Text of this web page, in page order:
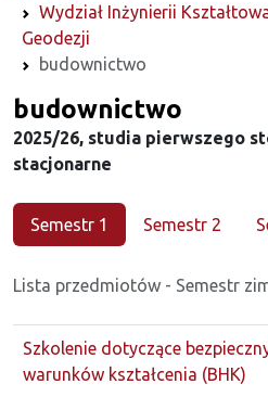
Wydział Inżynierii
Geodezji
budownictwo
Kierunek
budownictwo
2025/26, studia pierwszego
stacjonarne
Semestr 1 Semestr 2
Lista przedmiotów - Semestr
Szkolenie dotyczące
warunków kształcenia (BHK)